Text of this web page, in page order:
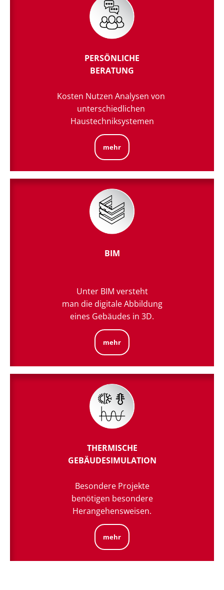
PERSÖNLICHE
BERATUNG
Kosten Nutzen Analysen von
unterschiedlichen
Haustechniksystemen
mehr
BIM
Unter BIM versteht
man die digitale Abbildung
eines Gebäudes in 3D.
mehr
THERMISCHE
GEBÄUDESIMULATION
Besondere Projekte
benötigen besondere
Herangehensweisen.
mehr